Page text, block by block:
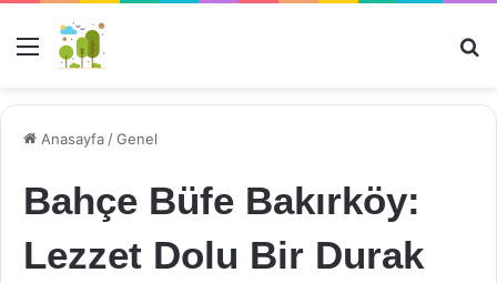
Menü
Anasayfa /Genel
Bahçe Büfe Bakırköy:
Lezzet Dolu Bir Durak